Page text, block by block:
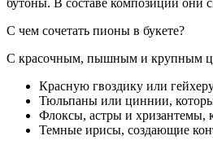
С чем сочетать пионы в букете?
С красочным, пышным и крупным
Красную гвоздику или
Тюльпаны или циннии,
Флоксы, астры и хризантемы,
Темные ирисы, создающие